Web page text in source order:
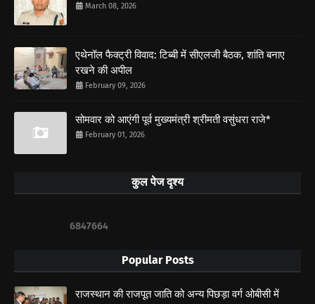
March 08, 2026
एथेनॉल फैक्ट्री विवाद: टिब्बी में सीएलजी बैठक, शांति बनाए
रखने की अपील
February 09, 2026
सोमवार को आएंगी पूर्व मुख्यमंत्री श्रीमती वसुंधरा राजे*
February 01, 2026
कुल पेज दृश्य
6847664
Popular Posts
राजस्थान की राजपूत जाति को अन्य पिछड़ा वर्ग ओबीसी में